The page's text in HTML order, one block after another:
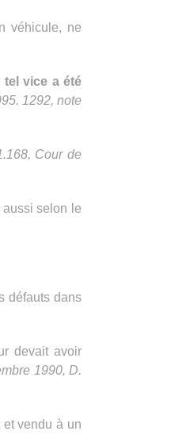
véhicule, ne
tel vice a été
1292, note
Cour de
aussi selon le
défauts dans
devait avoir
1990, D.
vendu à un